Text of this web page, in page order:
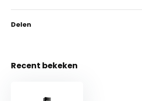
Delen
Recent bekeken